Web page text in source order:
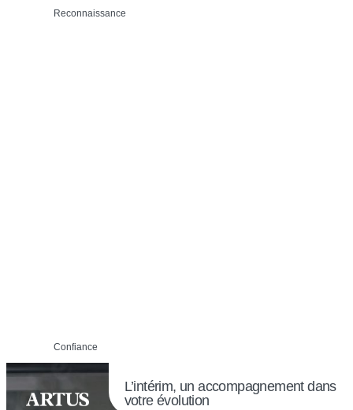
Reconnaissance
Confiance
L’intérim, un accompagnement dans
votre évolution